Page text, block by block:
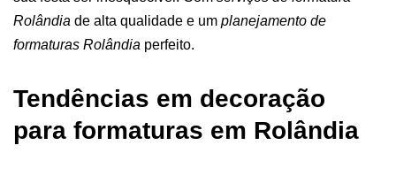
Rolândia de alta qualidade e um planejamento de
formaturas Rolândia perfeito.
Tendências em decoração
para formaturas em Rolândia